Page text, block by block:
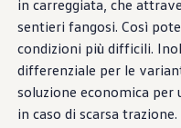
Panoramica
Newsletter
Azienda
Contatto
Newsroom
Posti vacanti
Mondo California
Rivista e guida
in carreggiata, che
sentieri fangosi. Così
condizioni più difficili.
differenziale per le
soluzione economica per
in caso di scarsa trazione.